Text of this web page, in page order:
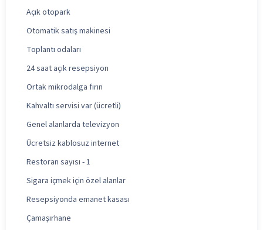
Açık otopark
Otomatik satış makinesi
Toplantı odaları
24 saat açık resepsiyon
Ortak mikrodalga fırın
Kahvaltı servisi var (ücretli)
Genel alanlarda televizyon
Ücretsiz kablosuz internet
Restoran sayısı - 1
Sigara içmek için özel alanlar
Resepsiyonda emanet kasası
Çamaşırhane